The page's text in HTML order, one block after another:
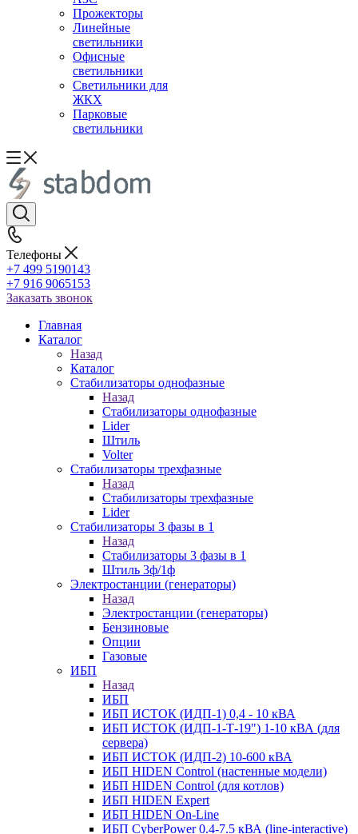
Прожекторы
Линейные
светильники
Офисные
светильники
Светильники для
ЖКХ
Парковые
светильники
Телефоны
+7 499 5190143
+7 916 9065153
Заказать звонок
Главная
Каталог
Назад
Каталог
Стабилизаторы однофазные
Назад
Стабилизаторы однофазные
Lider
Штиль
Volter
Стабилизаторы трехфазные
Назад
Стабилизаторы трехфазные
Lider
Стабилизаторы 3 фазы в 1
Назад
Стабилизаторы 3 фазы в 1
Штиль 3ф/1ф
Электростанции (генераторы)
Назад
Электростанции (генераторы)
Бензиновые
Опции
Газовые
ИБП
Назад
ИБП
ИБП ИСТОК (ИДП-1) 0,4 - 10 кВА
ИБП ИСТОК (ИДП-1-Т-19") 1-10 кВА (для
сервера)
ИБП ИСТОК (ИДП-2) 10-600 кВА
ИБП HIDEN Control (настенные модели)
ИБП HIDEN Control (для котлов)
ИБП HIDEN Expert
ИБП HIDEN On-Line
ИБП CyberPower 0.4-7.5 кВА (line-interactive)